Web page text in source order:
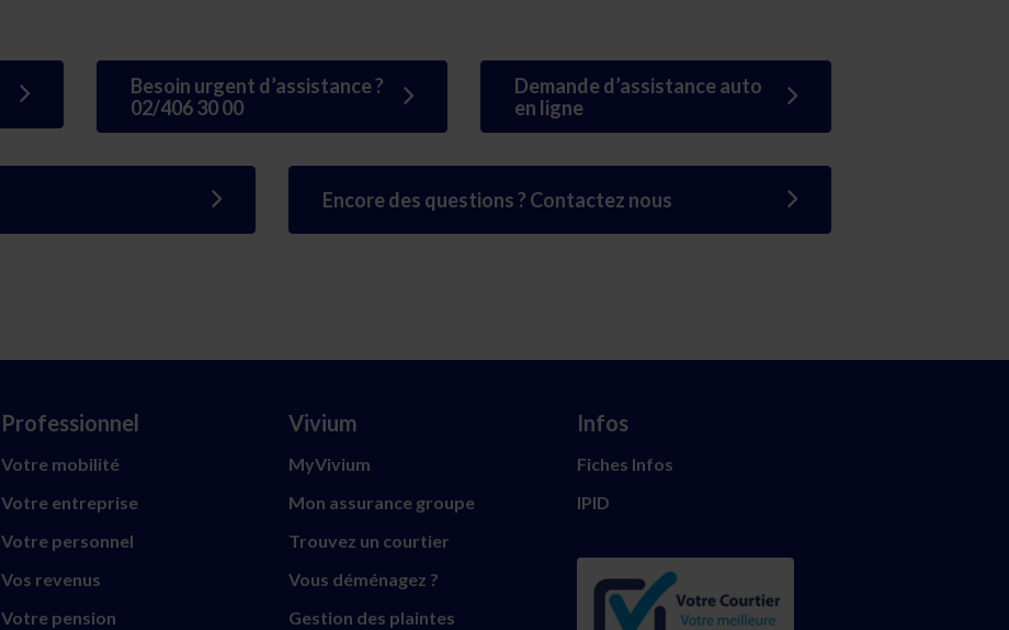
Besoin urgent d’assistance ?
02/406 30 00
Demande d’assistance auto
en ligne
Encore des questions ? Contactez nous
Professionnel
Votre mobilité
Votre entreprise
Votre personnel
Vos revenus
Votre pension
Vivium
MyVivium
Mon assurance groupe
Trouvez un courtier
Vous déménagez ?
Gestion des plaintes
Infos
Fiches Infos
IPID